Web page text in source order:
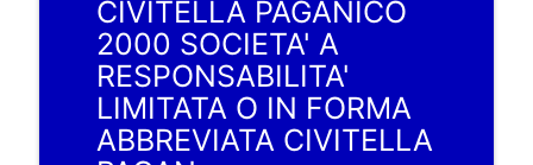
CIVITELLA PAGANICO
2000 SOCIETA' A
RESPONSABILITA'
LIMITATA O IN FORMA
ABBREVIATA CIVITELLA